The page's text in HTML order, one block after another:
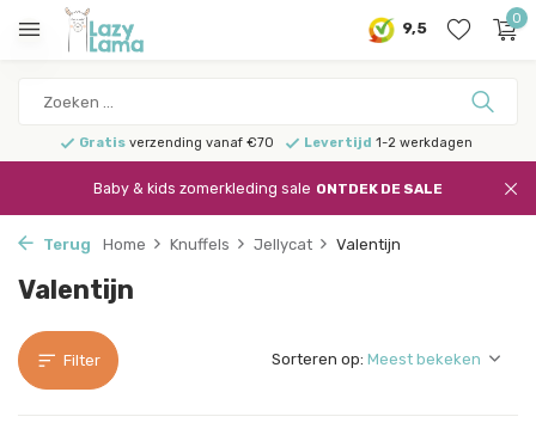
9,5
0
Gratis verzending vanaf €70 Levertijd 1-2 werkdagen
Baby & kids zomerkleding sale ONTDEK DE SALE
Terug Home Knuffels Jellycat Valentijn
Valentijn
Filter Sorteren op: